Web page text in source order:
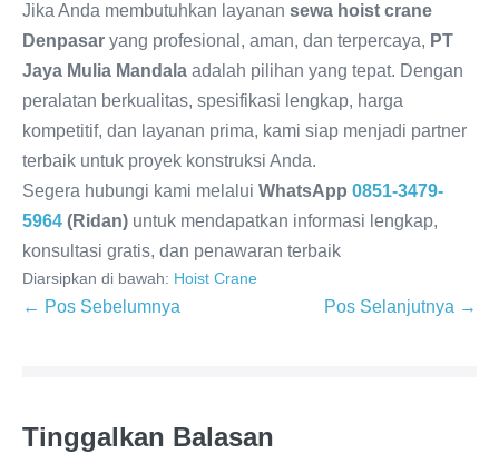
Jika Anda membutuhkan layanan sewa hoist crane
Denpasar yang profesional, aman, dan terpercaya, PT
Jaya Mulia Mandala adalah pilihan yang tepat. Dengan
peralatan berkualitas, spesifikasi lengkap, harga
kompetitif, dan layanan prima, kami siap menjadi partner
terbaik untuk proyek konstruksi Anda.
Segera hubungi kami melalui WhatsApp 0851-3479-
5964 (Ridan) untuk mendapatkan informasi lengkap,
konsultasi gratis, dan penawaran terbaik
Diarsipkan di bawah: Hoist Crane
← Pos Sebelumnya Pos Selanjutnya →
Tinggalkan Balasan